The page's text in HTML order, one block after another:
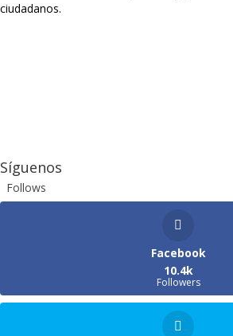
ciudadanos.
Síguenos
Follows
Facebook
10.4k
Followers